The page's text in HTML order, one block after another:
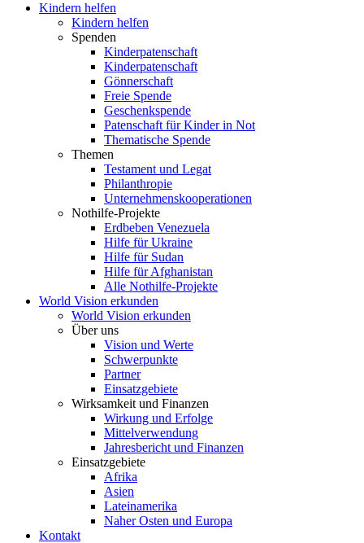
Kindern helfen
Kindern helfen
Spenden
Kinderpatenschaft
Kinderpatenschaft
Gönnerschaft
Freie Spende
Geschenkspende
Patenschaft für Kinder in Not
Thematische Spende
Themen
Testament und Legat
Philanthropie
Unternehmenskooperationen
Nothilfe-Projekte
Erdbeben Venezuela
Hilfe für Ukraine
Hilfe für Sudan
Hilfe für Afghanistan
Alle Nothilfe-Projekte
World Vision erkunden
World Vision erkunden
Über uns
Vision und Werte
Schwerpunkte
Partner
Einsatzgebiete
Wirksamkeit und Finanzen
Wirkung und Erfolge
Mittelverwendung
Jahresbericht und Finanzen
Einsatzgebiete
Afrika
Asien
Lateinamerika
Naher Osten und Europa
Kontakt